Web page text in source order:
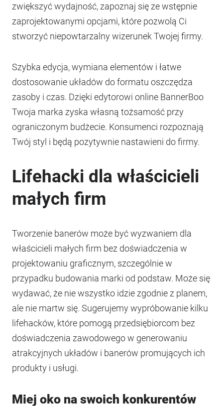
zwiększyć wydajność, zapoznaj się ze wstępnie
zaprojektowanymi opcjami, które pozwolą Ci
stworzyć niepowtarzalny wizerunek Twojej firmy.
Szybka edycja, wymiana elementów i łatwe
dostosowanie układów do formatu oszczędza
zasoby i czas. Dzięki edytorowi online BannerBoo
Twoja marka zyska własną tożsamość przy
ograniczonym budżecie. Konsumenci rozpoznają
Twój styl i będą pozytywnie nastawieni do firmy.
Lifehacki dla właścicieli
małych firm
Tworzenie banerów może być wyzwaniem dla
właścicieli małych firm bez doświadczenia w
projektowaniu graficznym, szczególnie w
przypadku budowania marki od podstaw. Może się
wydawać, że nie wszystko idzie zgodnie z planem,
ale nie martw się. Sugerujemy wypróbowanie kilku
lifehacków, które pomogą przedsiębiorcom bez
doświadczenia zawodowego w generowaniu
atrakcyjnych układów i banerów promujących ich
produkty i usługi.
Miej oko na swoich konkurentów